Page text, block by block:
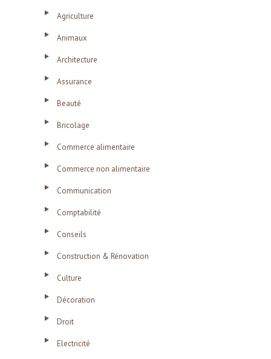
Agriculture
Animaux
Architecture
Assurance
Beauté
Bricolage
Commerce alimentaire
Commerce non alimentaire
Communication
Comptabilité
Conseils
Construction & Rénovation
Culture
Décoration
Droit
Electricité